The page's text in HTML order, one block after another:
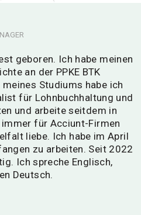
geboren. Ich habe meinen
an der PPKE BTK
Studiums habe ich
für Lohnbuchhaltung und
und arbeite seitdem in
für Acciunt-Firmen
liebe. Ich habe im April
zu arbeiten. Seit 2022
Ich spreche Englisch,
Deutsch.